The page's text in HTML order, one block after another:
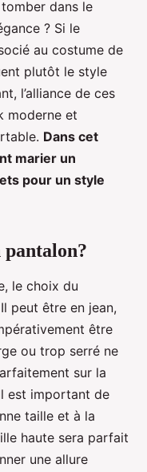
dans le
? Si le
au costume de
plutôt le style
l’alliance de ces
moderne et
Dans cet
marier un
pour un style
le choix du
peut être en jean,
être
ou trop serré ne
sur la
est important de
taille et à la
haute sera parfait
une allure